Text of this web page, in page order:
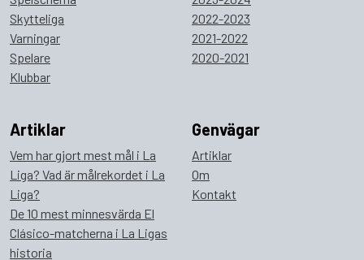
Skytteliga
Varningar
Spelare
Klubbar
2022-2023
2021-2022
2020-2021
Artiklar
Vem har gjort mest mål i La
Liga? Vad är målrekordet i La
Liga?
De 10 mest minnesvärda El
Clásico-matcherna i La Ligas
historia
Genvägar
Artiklar
Om
Kontakt